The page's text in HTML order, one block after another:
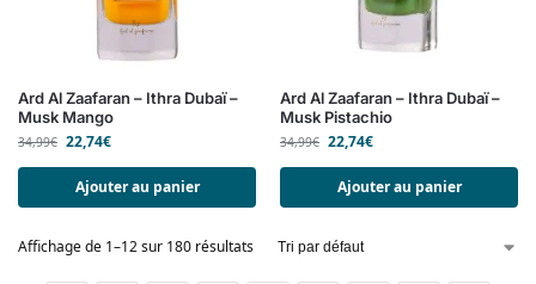
Ard Al Zaafaran – Ithra Dubaï –
Musk Mango
34,99€ 22,74€
Ajouter au panier
Ard Al Zaafaran – Ithra Dubaï –
Musk Pistachio
34,99€ 22,74€
Ajouter au panier
Affichage de 1–12 sur 180 résultats